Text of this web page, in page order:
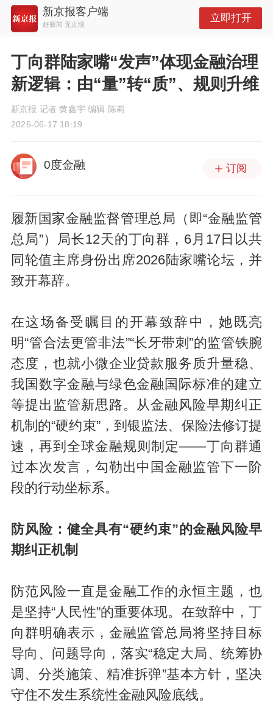
新京报客户端
好新闻 无止境
立即打开
丁向群陆家嘴“发声”体现金融治理
新逻辑：由“量”转“质”、规则升维
新京报 记者 黄鑫宇 编辑 陈莉
2026-06-17 18:19
0度金融 订阅
履新国家金融监督管理总局（即“金融监管
总局”）局长12天的丁向群，6月17日以共
同轮值主席身份出席2026陆家嘴论坛，并
致开幕辞。
在这场备受瞩目的开幕致辞中，她既亮
明“管合法更管非法”“长牙带刺”的监管铁腕
态度，也就小微企业贷款服务质升量稳、
我国数字金融与绿色金融国际标准的建立
等提出监管新思路。从金融风险早期纠正
机制的“硬约束”，到银监法、保险法修订提
速，再到全球金融规则制定——丁向群通
过本次发言，勾勒出中国金融监管下一阶
段的行动坐标系。
防风险：健全具有“硬约束”的金融风险早
期纠正机制
防范风险一直是金融工作的永恒主题，也
是坚持“人民性”的重要体现。在致辞中，丁
向群明确表示，金融监管总局将坚持目标
导向、问题导向，落实“稳定大局、统筹协
调、分类施策、精准拆弹”基本方针，坚决
守住不发生系统性金融风险底线。